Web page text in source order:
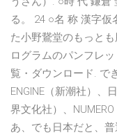
る。 24 ○名 称 漢字
た小野鵞堂のもっと
ログラムのパンフレ
覧・ダウンロード. で
ENGINE（新潮社）、
界文化社）、
あ、でも日本だと、